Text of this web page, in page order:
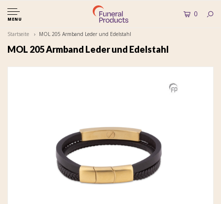
MENU
0
Startseite MOL 205 Armband Leder und Edelstahl
MOL 205 Armband Leder und Edelstahl